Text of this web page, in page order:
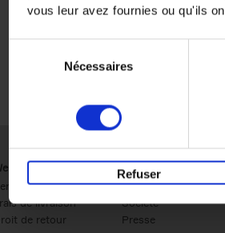
vous leur avez fournies ou qu'ils
Nécessaires
Refuser
clients
de livraison
de retour
Business
Ventes
Société
Presse